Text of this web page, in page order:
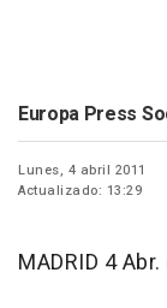
Europa Press
Lunes, 4 abril 2011
Actualizado: 13:29
MADRID 4 Abr.